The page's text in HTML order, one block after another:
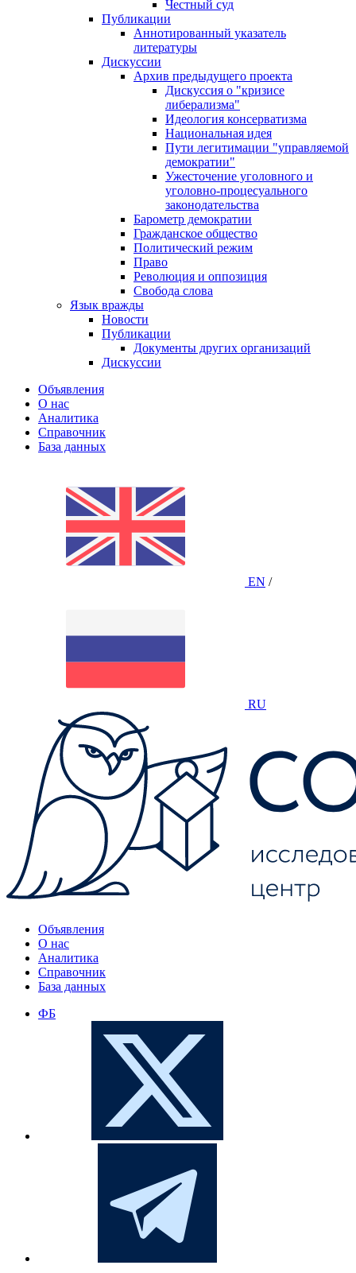
Честный суд
Публикации
Аннотированный указатель
литературы
Дискуссии
Архив предыдущего проекта
Дискуссия о "кризисе
либерализма"
Идеология консерватизма
Национальная идея
Пути легитимации "управляемой
демократии"
Ужесточение уголовного и
уголовно-процесуального
законодательства
Барометр демократии
Гражданское общество
Политический режим
Право
Революция и оппозиция
Свобода слова
Язык вражды
Новости
Публикации
Документы других организаций
Дискуссии
Объявления
О нас
Аналитика
Справочник
База данных
EN /
RU
Объявления
О нас
Аналитика
Справочник
База данных
ФБ